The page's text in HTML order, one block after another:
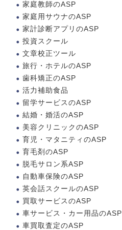
家庭教師のASP
家庭用サウナのASP
家計診断アプリのASP
投資スクール
文章校正ツール
旅行・ホテルのASP
歯科矯正のASP
活力補助食品
留学サービスのASP
結婚・婚活のASP
美容クリニックのASP
育児・マタニティのASP
育毛剤のASP
脱毛サロン系ASP
自動車保険のASP
英会話スクールのASP
買取サービスのASP
車サービス・カー用品のASP
車買取査定のASP